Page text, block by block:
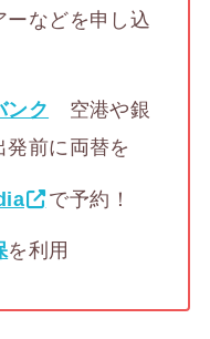
ーなどを申し込
ンク
空港や銀
前に両替を
で予約！
を利用